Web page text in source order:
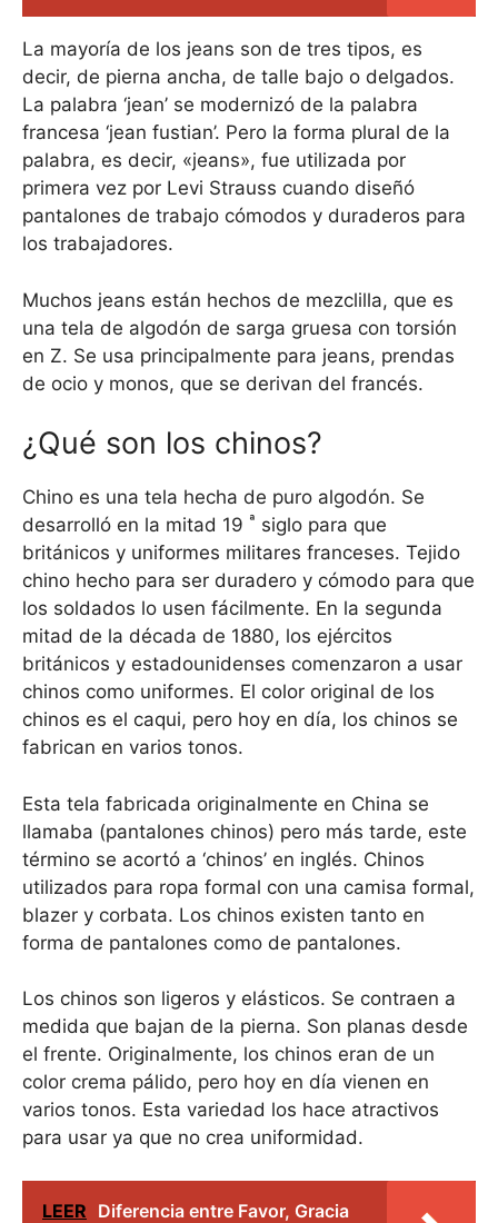
La mayoría de los jeans son de tres tipos, es
decir, de pierna ancha, de talle bajo o delgados.
La palabra ‘jean’ se modernizó de la palabra
francesa ‘jean fustian’. Pero la forma plural de la
palabra, es decir, «jeans», fue utilizada por
primera vez por Levi Strauss cuando diseñó
pantalones de trabajo cómodos y duraderos para
los trabajadores.
Muchos jeans están hechos de mezclilla, que es
una tela de algodón de sarga gruesa con torsión
en Z. Se usa principalmente para jeans, prendas
de ocio y monos, que se derivan del francés.
¿Qué son los chinos?
Chino es una tela hecha de puro algodón. Se
desarrolló en la mitad 19 ª siglo para que
británicos y uniformes militares franceses. Tejido
chino hecho para ser duradero y cómodo para que
los soldados lo usen fácilmente. En la segunda
mitad de la década de 1880, los ejércitos
británicos y estadounidenses comenzaron a usar
chinos como uniformes. El color original de los
chinos es el caqui, pero hoy en día, los chinos se
fabrican en varios tonos.
Esta tela fabricada originalmente en China se
llamaba (pantalones chinos) pero más tarde, este
término se acortó a ‘chinos’ en inglés. Chinos
utilizados para ropa formal con una camisa formal,
blazer y corbata. Los chinos existen tanto en
forma de pantalones como de pantalones.
Los chinos son ligeros y elásticos. Se contraen a
medida que bajan de la pierna. Son planas desde
el frente. Originalmente, los chinos eran de un
color crema pálido, pero hoy en día vienen en
varios tonos. Esta variedad los hace atractivos
para usar ya que no crea uniformidad.
LEER Diferencia entre Favor, Gracia